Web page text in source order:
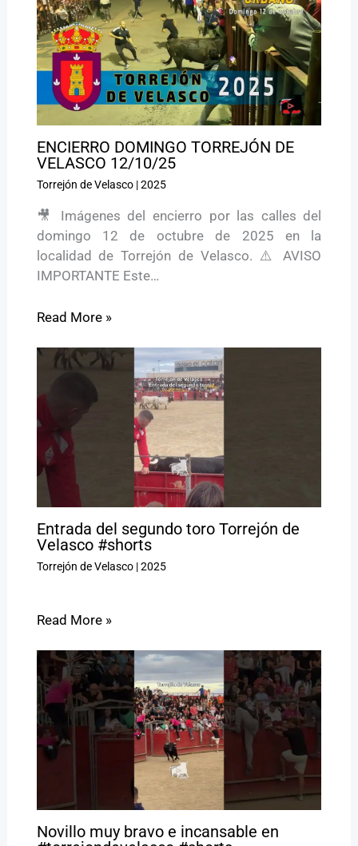
ENCIERRO DOMINGO TORREJÓN DE
VELASCO 12/10/25
Torrejón de Velasco|2025
🎥 Imágenes del encierro por las calles del
domingo 12 de octubre de 2025 en la
localidad de Torrejón de Velasco. ⚠️ AVISO
IMPORTANTE Este…
Read More »
Entrada del segundo toro Torrejón de
Velasco #shorts
Torrejón de Velasco|2025
Read More »
Novillo muy bravo e incansable en